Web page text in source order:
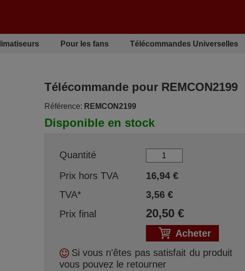
Pour les fans Télécommandes Universelles
Télécommande pour REMCON2199
Référence: REMCON2199
Disponible en stock
Quantité
Prix hors TVA
16,94€
TVA*
3,56€
Prix final
20,50€
Acheter
Si vous n'êtes pas satisfait du produit
vous pouvez le retourner